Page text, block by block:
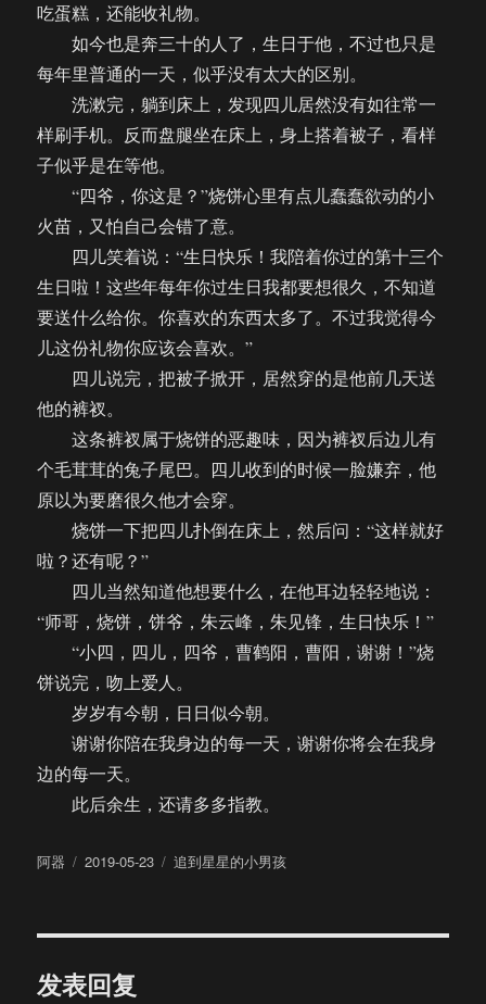
吃蛋糕，还能收礼物。
如今也是奔三十的人了，生日于他，不过也只是
每年里普通的一天，似乎没有太大的区别。
洗漱完，躺到床上，发现四儿居然没有如往常一
样刷手机。反而盘腿坐在床上，身上搭着被子，看样
子似乎是在等他。
“四爷，你这是？”烧饼心里有点儿蠢蠢欲动的小
火苗，又怕自己会错了意。
四儿笑着说：“生日快乐！我陪着你过的第十三个
生日啦！这些年每年你过生日我都要想很久，不知道
要送什么给你。你喜欢的东西太多了。不过我觉得今
儿这份礼物你应该会喜欢。”
四儿说完，把被子掀开，居然穿的是他前几天送
他的裤衩。
这条裤衩属于烧饼的恶趣味，因为裤衩后边儿有
个毛茸茸的兔子尾巴。四儿收到的时候一脸嫌弃，他
原以为要磨很久他才会穿。
烧饼一下把四儿扑倒在床上，然后问：“这样就好
啦？还有呢？”
四儿当然知道他想要什么，在他耳边轻轻地说：
“师哥，烧饼，饼爷，朱云峰，朱见锋，生日快乐！”
“小四，四儿，四爷，曹鹤阳，曹阳，谢谢！”烧
饼说完，吻上爱人。
岁岁有今朝，日日似今朝。
谢谢你陪在我身边的每一天，谢谢你将会在我身
边的每一天。
此后余生，还请多多指教。
作
阿器
发
2019-05-23
分
追到星星的小男孩
发表回复